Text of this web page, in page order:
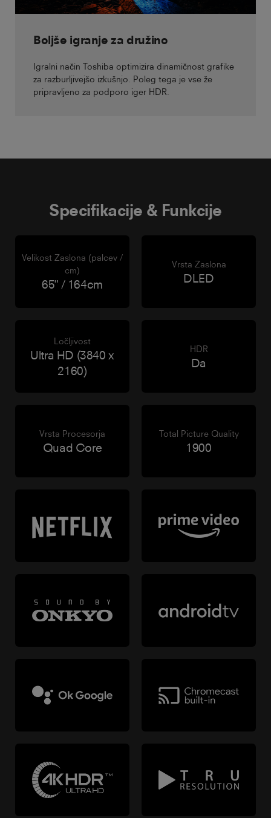
Boljše igranje za družino
Igralni način Toshiba optimizira dinamičnost grafike
za razburljivejšo izkušnjo. Poleg tega je vse že
pripravljeno za podporo iger HDR.
Specifikacije & Funkcije
Velikost Zaslona (palcev /
cm)
65" / 164cm
Vrsta Zaslona
DLED
Ločljivost
Ultra HD (3840 x
2160)
HDR
Da
Vrsta Procesorja
Quad Core
Total Picture Quality
1900